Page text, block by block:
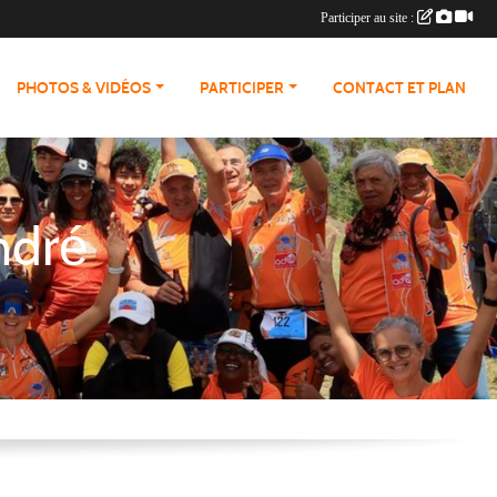
PHOTOS & VIDÉOS PARTICIPER CONTACT ET PLAN
Participer au site :